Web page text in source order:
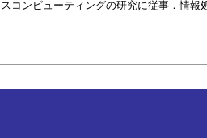
コンピューティングの研究に従事．情